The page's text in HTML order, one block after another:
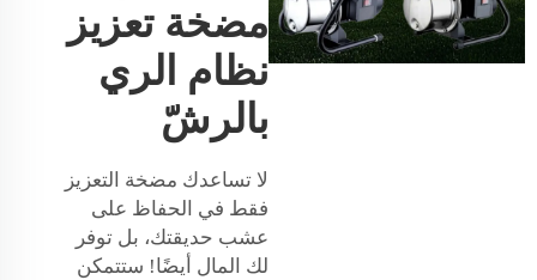
مضخة تعزيز
نظام الري
بالرشّ
لا تساعدك مضخة التعزيز
فقط في الحفاظ على
عشب حديقتك، بل توفر
لك المال أيضًا! ستتمكن